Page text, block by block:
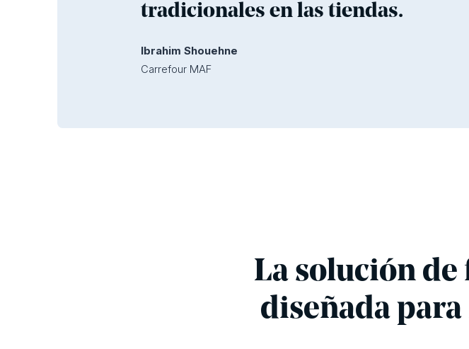
tradicionales en las tiendas.
Ibrahim Shouehne
Carrefour MAF
La solución
diseñada